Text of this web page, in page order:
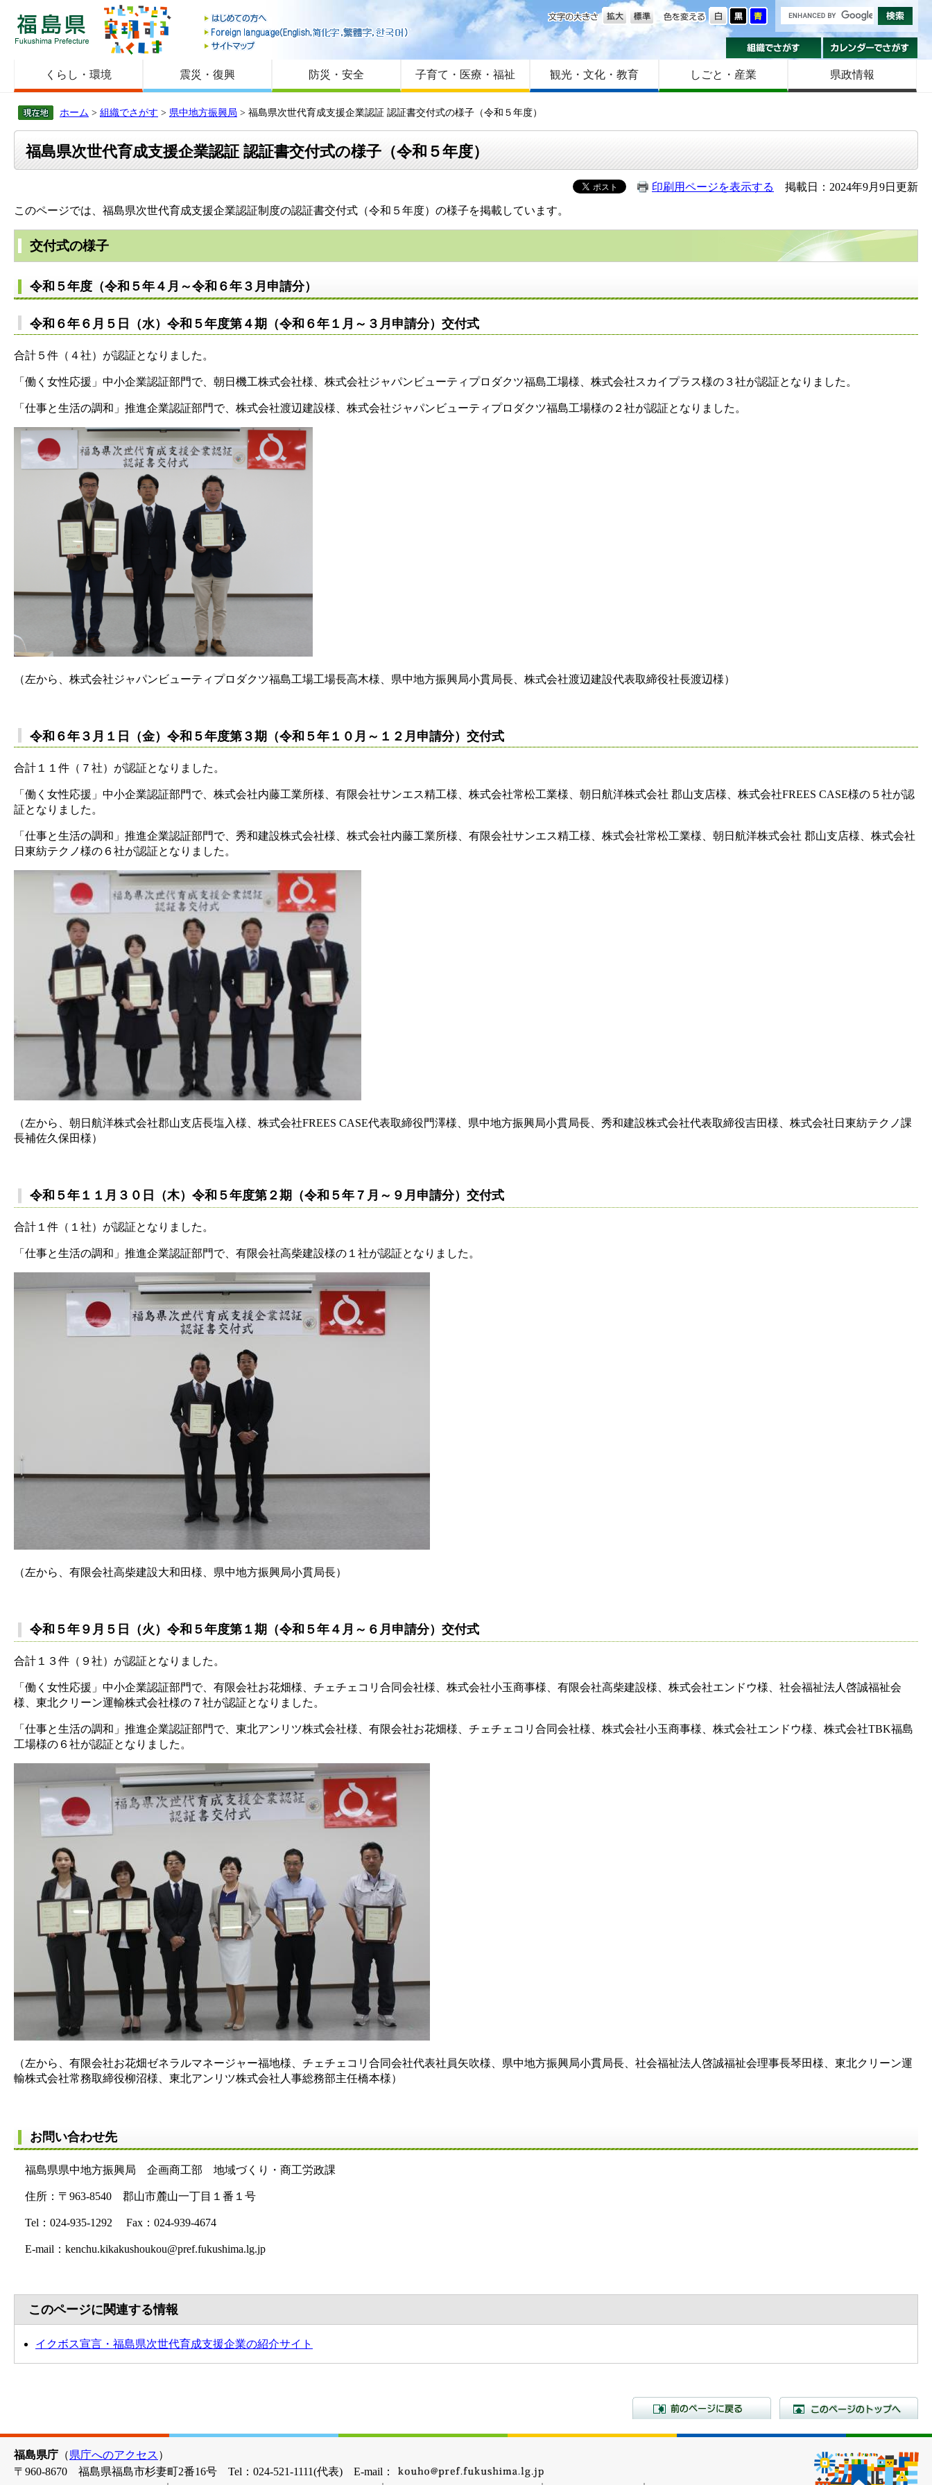
福島県
はじめての方へ
Foreign language
サイトマップ
色を変える
文字の大きさ
組織でさがす
くらし・環境 震災・復興 防災・安全 子育て・医療・福祉 観光・文化・教育 しごと・産業 県政情報
ホーム > 組織でさがす > 県中地方振興局 > 福島県次世代育成支援企業認証 認証書交付式の様子（令和５年度）
福島県次世代育成支援企業認証 認証書交付式の様子（令和５年度）
印刷用ページを表示する
掲載日：2024年9月9日更新
このページでは、福島県次世代育成支援企業認証制度の認証書交付式（令和５年度）の様子を掲載しています。
交付式の様子
令和５年度（令和５年４月～令和６年３月申請分）
令和６年６月５日（水）令和５年度第４期（令和６年１月～３月申請分）交付式
合計５件（４社）が認証となりました。
「働く女性応援」中小企業認証部門で、朝日機工株式会社様、株式会社ジャパンビューティプロダクツ福島工場様、株式会社スカイプラス様の３社が認証となりました。
「仕事と生活の調和」推進企業認証部門で、株式会社渡辺建設様、株式会社ジャパンビューティプロダクツ福島工場様の２社が認証となりました。
（左から、株式会社ジャパンビューティプロダクツ福島工場工場長高木様、県中地方振興局小貫局長、株式会社渡辺建設代表取締役社長渡辺様）
令和６年３月１日（金）令和５年度第３期（令和５年１０月～１２月申請分）交付式
合計１１件（７社）が認証となりました。
「働く女性応援」中小企業認証部門で、株式会社内藤工業所様、有限会社サンエス精工様、株式会社常松工業様、朝日航洋株式会社 郡山支店様、株式会社FREES CASE様の５社が認
証となりました。
「仕事と生活の調和」推進企業認証部門で、秀和建設株式会社様、株式会社内藤工業所様、有限会社サンエス精工様、株式会社常松工業様、朝日航洋株式会社 郡山支店様、株式会社
日東紡テクノ様の６社が認証となりました。
（左から、朝日航洋株式会社郡山支店長塩入様、株式会社FREES CASE代表取締役門澤様、県中地方振興局小貫局長、秀和建設株式会社代表取締役吉田様、株式会社日東紡テクノ課
長補佐久保田様）
令和５年１１月３０日（木）令和５年度第２期（令和５年７月～９月申請分）交付式
合計１件（１社）が認証となりました。
「仕事と生活の調和」推進企業認証部門で、有限会社高柴建設様の１社が認証となりました。
（左から、有限会社高柴建設大和田様、県中地方振興局小貫局長）
令和５年９月５日（火）令和５年度第１期（令和５年４月～６月申請分）交付式
合計１３件（９社）が認証となりました。
「働く女性応援」中小企業認証部門で、有限会社お花畑様、チェチェコリ合同会社様、株式会社小玉商事様、有限会社高柴建設様、株式会社エンドウ様、社会福祉法人啓誠福祉会
様、東北クリーン運輸株式会社様の７社が認証となりました。
「仕事と生活の調和」推進企業認証部門で、東北アンリツ株式会社様、有限会社お花畑様、チェチェコリ合同会社様、株式会社小玉商事様、株式会社エンドウ様、株式会社TBK福島
工場様の６社が認証となりました。
（左から、有限会社お花畑ゼネラルマネージャー福地様、チェチェコリ合同会社代表社員矢吹様、県中地方振興局小貫局長、社会福祉法人啓誠福祉会理事長琴田様、東北クリーン運
輸株式会社常務取締役柳沼様、東北アンリツ株式会社人事総務部主任橋本様）
お問い合わせ先
福島県県中地方振興局 企画商工部 地域づくり・商工労政課
住所：〒963-8540 郡山市麓山一丁目１番１号
Tel：024-935-1292 Fax：024-939-4674
E-mail：kenchu.kikakushoukou@pref.fukushima.lg.jp
このページに関連する情報
イクボス宣言・福島県次世代育成支援企業の紹介サイト
前のページに戻る
福島県庁 （県庁へのアクセス ）
〒960-8670 福島県福島市杉妻町2番16号 Tel：024-521-1111(代表) E-mail：